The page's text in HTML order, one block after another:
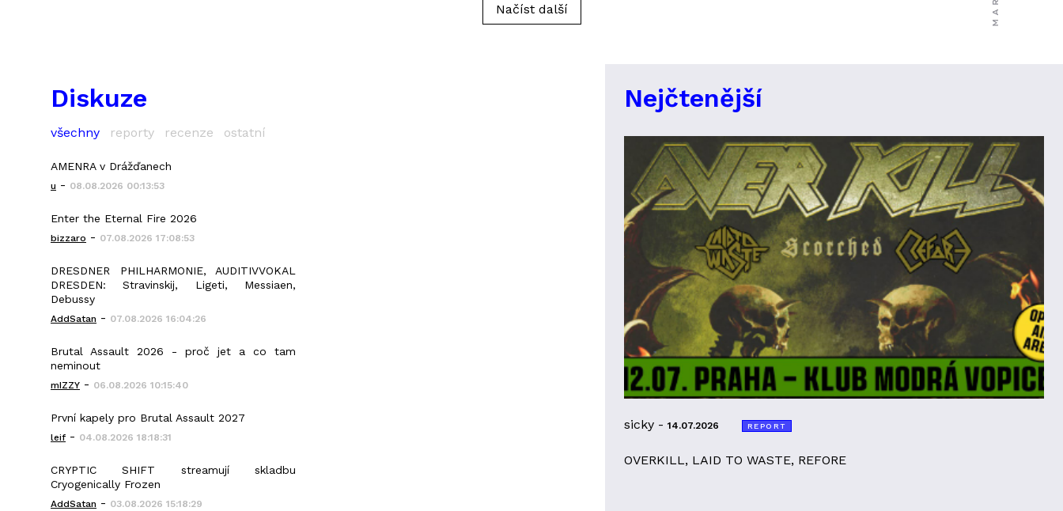
Načíst další
Diskuze
všechny reporty recenze ostatní
AMENRA v Drážďanech
u - 08.08.2026 00:13:53
Enter the Eternal Fire 2026
bizzaro - 07.08.2026 17:08:53
DRESDNER PHILHARMONIE, AUDITIVVOKAL
DRESDEN: Stravinskij, Ligeti, Messiaen,
Debussy
AddSatan - 07.08.2026 16:04:26
Brutal Assault 2026 - proč jet a co tam
neminout
mIZZY - 06.08.2026 10:15:40
První kapely pro Brutal Assault 2027
leif - 04.08.2026 18:18:31
CRYPTIC SHIFT streamují skladbu
Cryogenically Frozen
AddSatan - 03.08.2026 15:18:29
Nejčtenější
sicky - 14.07.2026 REPORT
OVERKILL, LAID TO WASTE, REFORE